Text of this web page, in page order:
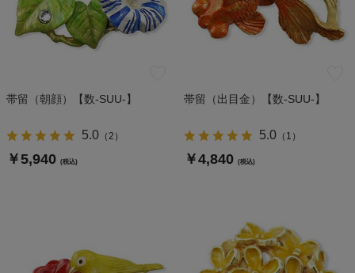
帯留（朝顔）【数-SUU-】
5.0（2 ）
￥5,940 (税込)
帯留（出目金）【数-SUU-】
5.0（ 1 ）
￥4,840 (税込)